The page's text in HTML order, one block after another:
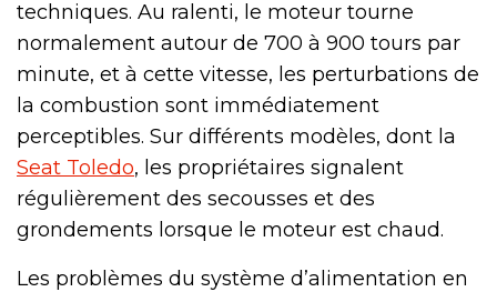
techniques. Au ralenti, le moteur tourne
normalement autour de 700 à 900 tours par
minute, et à cette vitesse, les perturbations de
la combustion sont immédiatement
perceptibles. Sur différents modèles, dont la
Seat Toledo, les propriétaires signalent
régulièrement des secousses et des
grondements lorsque le moteur est chaud.
Les problèmes du système d’alimentation en